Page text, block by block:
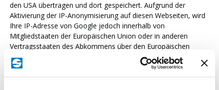
den USA übertragen und dort gespeichert. Aufgrund der
Aktivierung der IP-Anonymisierung auf diesen Webseiten, wird
Ihre IP-Adresse von Google jedoch innerhalb von
Mitgliedstaaten der Europäischen Union oder in anderen
Vertragsstaaten des Abkommens über den Europäischen
Wirtschaftsraum zuvor gekürzt. Nur in Ausnahmefällen wird die
volle IP-Adresse an einen Server von Google in den USA
übertragen und dort gekürzt.